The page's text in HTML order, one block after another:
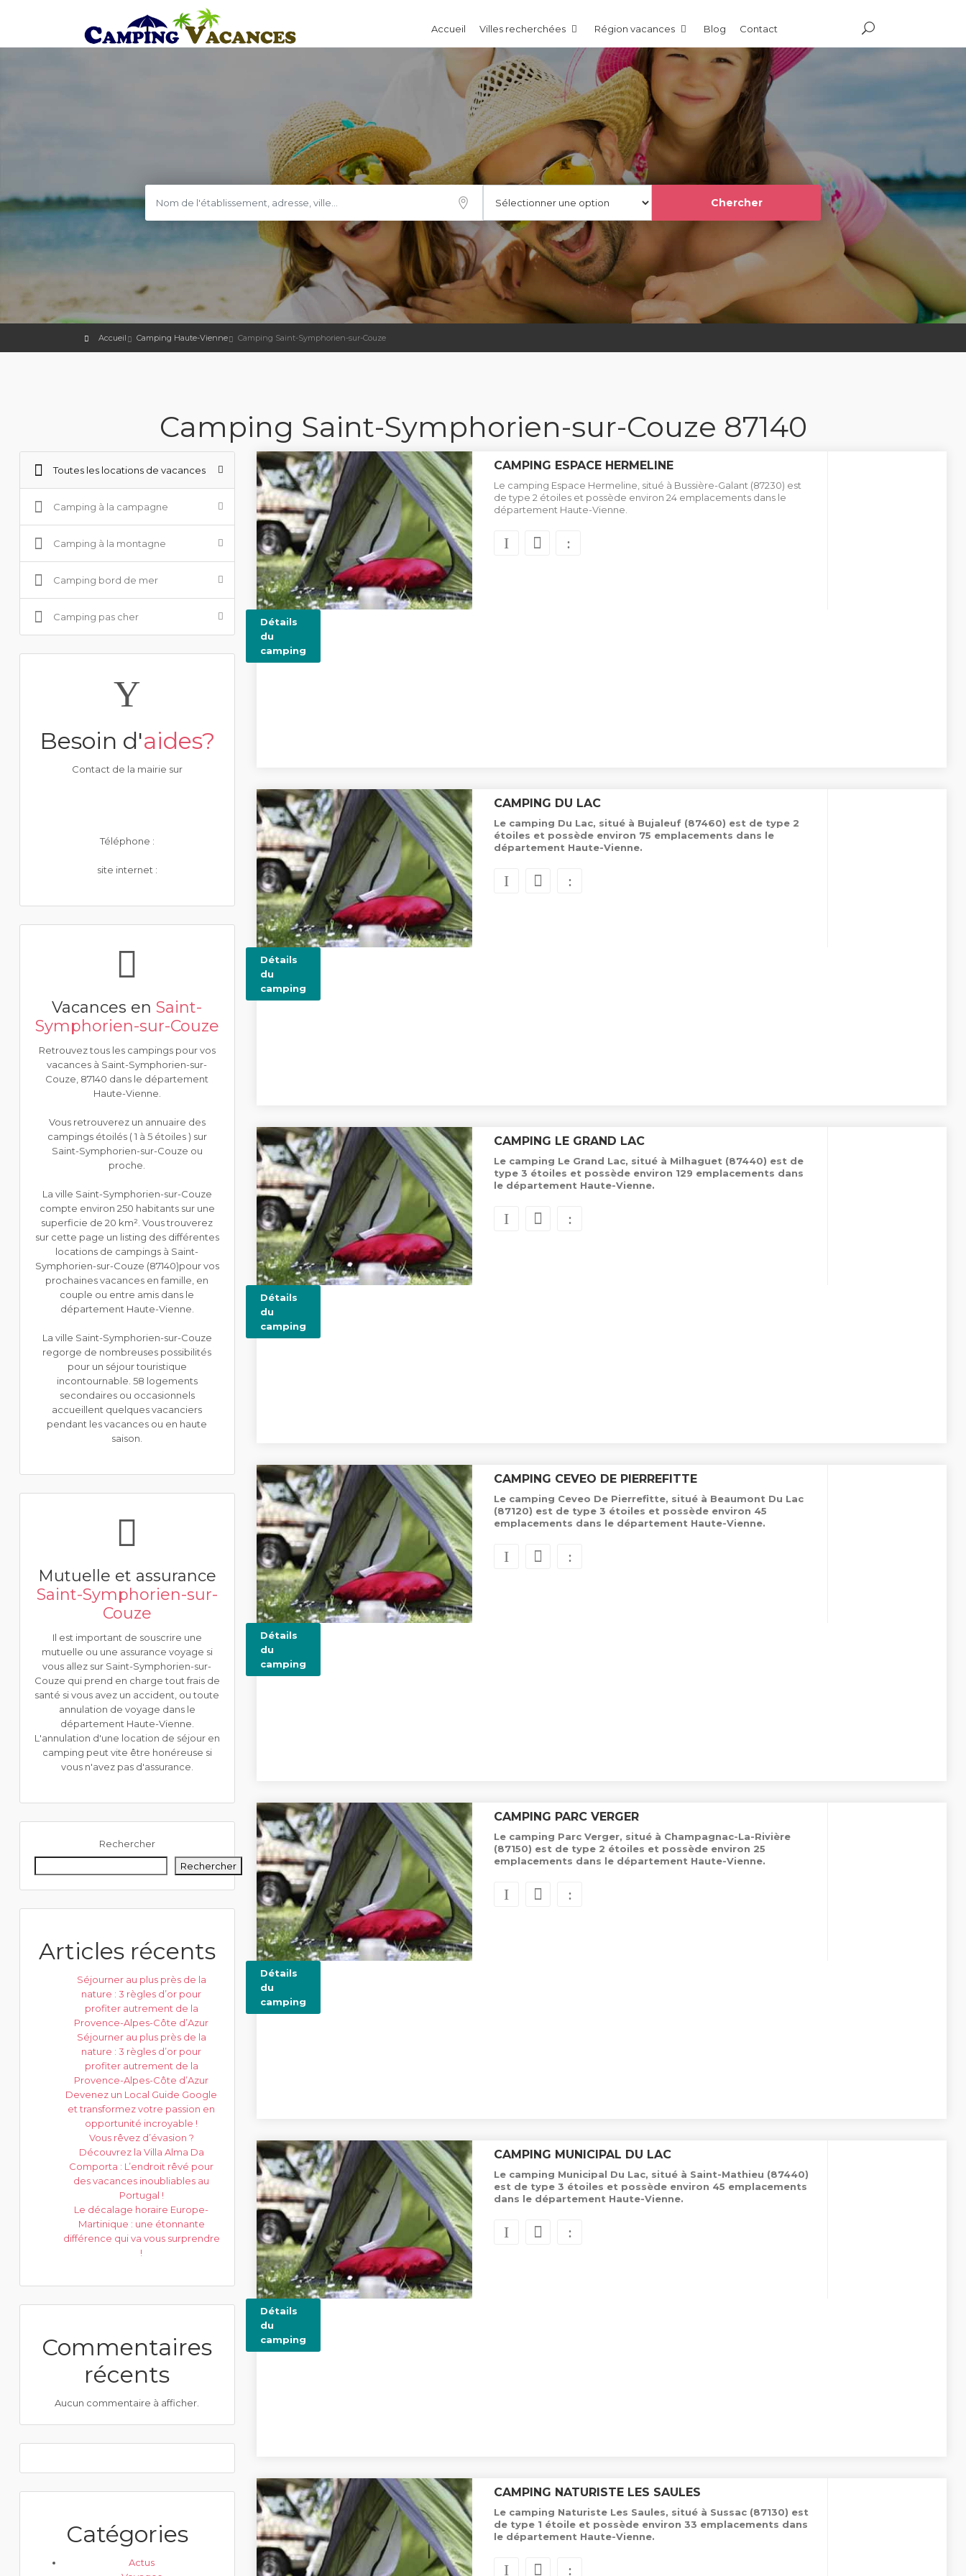
Accueil Villes recherchées Région vacances Blog Contact
Accueil Camping Haute-Vienne Camping Saint-Symphorien-sur-Couze
Camping Saint-Symphorien-sur-Couze 87140
Toutes les locations de vacances
Camping à la campagne
Camping à la montagne
Camping bord de mer
Camping pas cher
Besoin d'aides?
Contact de la mairie sur
Téléphone :
site internet :
Vacances enSaint-
Symphorien-sur-Couze
Retrouvez tous les campings pour vos
vacances à Saint-Symphorien-sur-
Couze, 87140 dans le département
Haute-Vienne.
Vous retrouverez un annuaire des
campings étoilés ( 1 à 5 étoiles ) sur
Saint-Symphorien-sur-Couze ou
proche.
La ville Saint-Symphorien-sur-Couze
compte environ 250 habitants sur une
superficie de 20 km². Vous trouverez
sur cette page un listing des différentes
locations de campings à Saint-
Symphorien-sur-Couze (87140)pour vos
prochaines vacances en famille, en
couple ou entre amis dans le
département Haute-Vienne.
La ville Saint-Symphorien-sur-Couze
regorge de nombreuses possibilités
pour un séjour touristique
incontournable. 58 logements
secondaires ou occasionnels
accueillent quelques vacanciers
pendant les vacances ou en haute
saison.
Mutuelle et assurance
Saint-Symphorien-sur-
Couze
Il est important de souscrire une
mutuelle ou une assurance voyage si
vous allez sur Saint-Symphorien-sur-
Couze qui prend en charge tout frais de
santé si vous avez un accident, ou toute
annulation de voyage dans le
département Haute-Vienne.
L'annulation d'une location de séjour en
camping peut vite être honéreuse si
vous n'avez pas d'assurance.
Rechercher
Rechercher
Articles récents
Séjourner au plus près de la
nature : 3 règles d’or pour
profiter autrement de la
Provence-Alpes-Côte d’Azur
Séjourner au plus près de la
nature : 3 règles d’or pour
profiter autrement de la
Provence-Alpes-Côte d’Azur
Devenez un Local Guide Google
et transformez votre passion en
opportunité incroyable !
Vous rêvez d’évasion ?
Découvrez la Villa Alma Da
Comporta : L’endroit rêvé pour
des vacances inoubliables au
Portugal !
Le décalage horaire Europe-
Martinique : une étonnante
différence qui va vous surprendre
!
Commentaires
récents
Aucun commentaire à afficher.
Catégories
Actus
CAMPING ESPACE HERMELINE
Le camping Espace Hermeline, situé à Bussière-Galant (87230) est
de type 2 étoiles et possède environ 24 emplacements dans le
département Haute-Vienne.
Détails
du
camping
CAMPING DU LAC
Le camping Du Lac, situé à Bujaleuf (87460) est de type 2
étoiles et possède environ 75 emplacements dans le
département Haute-Vienne.
Détails
du
camping
CAMPING LE GRAND LAC
Le camping Le Grand Lac, situé à Milhaguet (87440) est de
type 3 étoiles et possède environ 129 emplacements dans
le département Haute-Vienne.
Détails
du
camping
CAMPING CEVEO DE PIERREFITTE
Le camping Ceveo De Pierrefitte, situé à Beaumont Du Lac
(87120) est de type 3 étoiles et possède environ 45
emplacements dans le département Haute-Vienne.
Détails
du
camping
CAMPING PARC VERGER
Le camping Parc Verger, situé à Champagnac-La-Rivière
(87150) est de type 2 étoiles et possède environ 25
emplacements dans le département Haute-Vienne.
Détails
du
camping
CAMPING MUNICIPAL DU LAC
Le camping Municipal Du Lac, situé à Saint-Mathieu (87440)
est de type 3 étoiles et possède environ 45 emplacements
dans le département Haute-Vienne.
Détails
du
camping
CAMPING NATURISTE LES SAULES
Le camping Naturiste Les Saules, situé à Sussac (87130) est
de type 1 étoile et possède environ 33 emplacements dans
le département Haute-Vienne.